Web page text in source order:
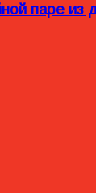
паре из